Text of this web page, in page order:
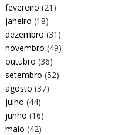
fevereiro (21)
janeiro (18)
dezembro (31)
novembro (49)
outubro (36)
setembro (52)
agosto (37)
julho (44)
junho (16)
maio (42)